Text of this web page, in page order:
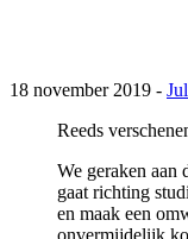
18 november 2019 -
Reeds
We geraken aan
gaat richting
en maak een
onvermijdelijk